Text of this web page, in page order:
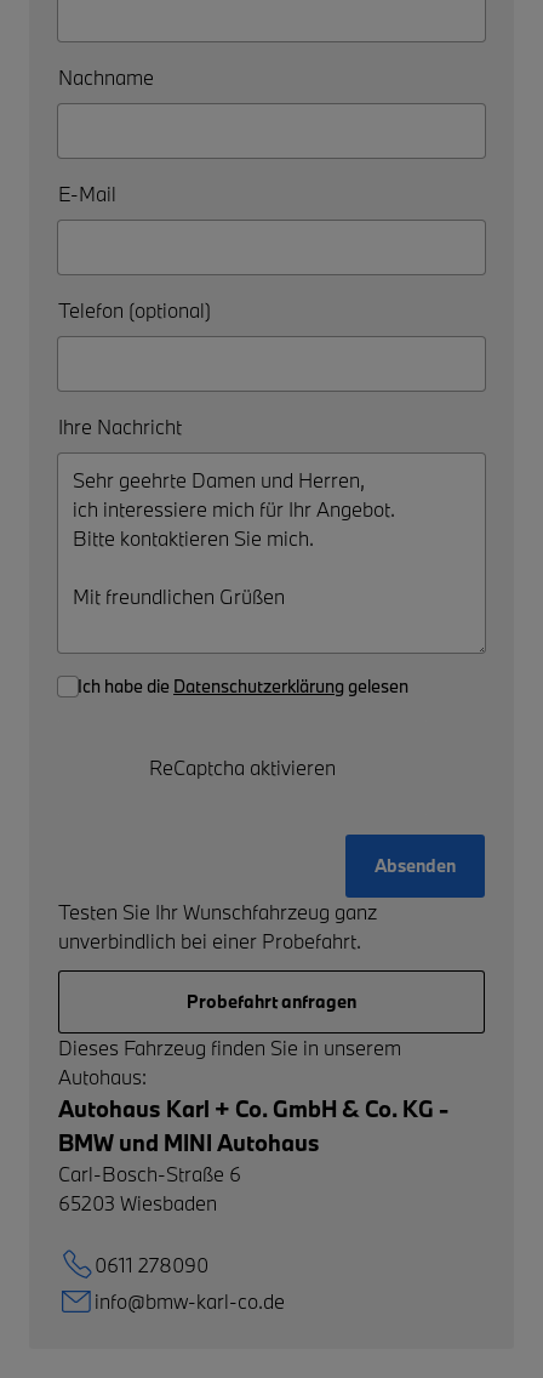
Nachname
E-Mail
Telefon (optional)
Ihre Nachricht
Ich habe die Datenschutzerklärung gelesen
ReCaptcha aktivieren
Absenden
Testen Sie Ihr Wunschfahrzeug ganz
unverbindlich bei einer Probefahrt.
Probefahrt anfragen
Dieses Fahrzeug finden Sie in unserem
Autohaus:
Autohaus Karl + Co. GmbH & Co. KG -
BMW und MINI Autohaus
Carl-Bosch-Straße 6
65203 Wiesbaden
0611 278090
info@bmw-karl-co.de